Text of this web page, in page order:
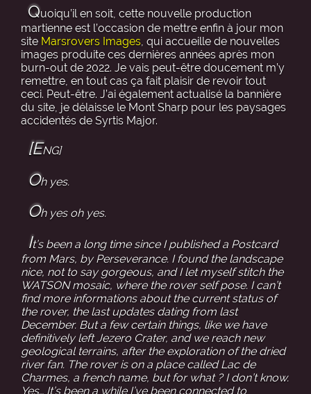
Quoiqu’il en soit, cette nouvelle production
martienne est l’occasion de mettre enfin à jour mon
site Marsrovers Images , qui accueille de nouvelles
images produite ces dernières années après mon
burn-out de 2022. Je vais peut-être doucement m’y
remettre, en tout cas ça fait plaisir de revoir tout
ceci. Peut-être. J’ai également actualisé la bannière
du site, je délaisse le Mont Sharp pour les paysages
accidentés de Syrtis Major.
[ENG]
Oh yes.
Oh yes oh yes.
It’s been a long time since I published a Postcard
from Mars, by Perseverance. I found the landscape
nice, not to say gorgeous, and I let myself stitch the
WATSON mosaic, where the rover self pose. I can’t
find more informations about the current status of
the rover, the last updates dating from last
December. But a few certain things, like we have
definitively left Jezero Crater, and we reach new
geological terrains, after the exploration of the dried
river fan. The rover is on a place called Lac de
Charmes, a french name, but for what ? I don’t know.
Yes… It’s been a while I’ve been connected to